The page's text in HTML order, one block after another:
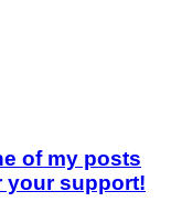
of my posts
your support!